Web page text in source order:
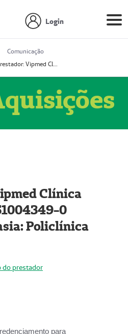
Login
Comunicação
Prestador: Vipmed Clínica Geral Ltda, 51004349-0 (Nome Fantasia: Policlínica Master)
Clínica
0
Policlínica
do prestador
para